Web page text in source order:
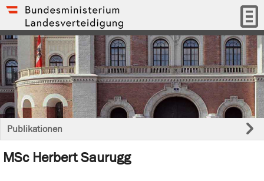
Publikationen
MSc Herbert Saurugg